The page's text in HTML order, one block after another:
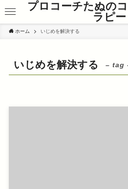
プロコーチたぬの
ラピー
ホーム いじめを解決する
いじめを解決する – tag